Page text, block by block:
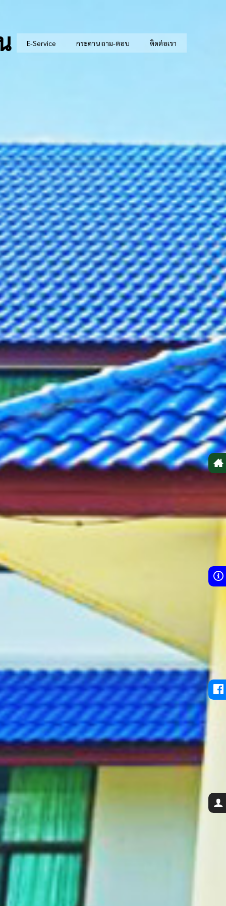
E-Service กระดาน ถาม-ตอบ ติดต่อเรา